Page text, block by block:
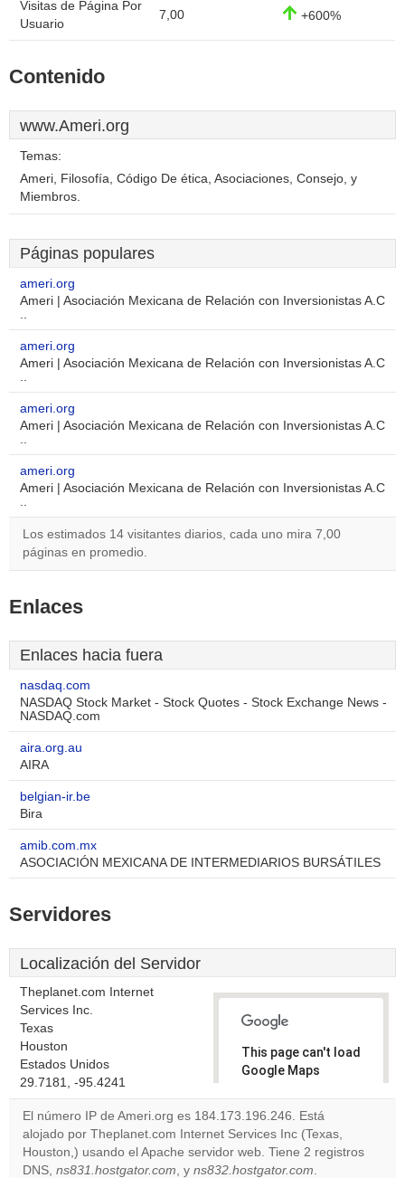
Visitas de Página Por
Usuario
7,00 +600%
Contenido
www.Ameri.org
Temas:
Ameri, Filosofía, Código De ética, Asociaciones, Consejo, y
Miembros.
Páginas populares
ameri.org
Ameri | Asociación Mexicana de Relación con Inversionistas A.C
..
ameri.org
Ameri | Asociación Mexicana de Relación con Inversionistas A.C
..
ameri.org
Ameri | Asociación Mexicana de Relación con Inversionistas A.C
..
ameri.org
Ameri | Asociación Mexicana de Relación con Inversionistas A.C
..
Los estimados 14 visitantes diarios, cada uno mira 7,00
páginas en promedio.
Enlaces
Enlaces hacia fuera
nasdaq.com
NASDAQ Stock Market - Stock Quotes - Stock Exchange News -
NASDAQ.com
aira.org.au
AIRA
belgian-ir.be
Bira
amib.com.mx
ASOCIACIÓN MEXICANA DE INTERMEDIARIOS BURSÁTILES
Servidores
Localización del Servidor
Theplanet.com Internet
Services Inc.
Texas
Houston
Estados Unidos
29.7181, -95.4241
This page can't load
Google Maps
Do you
website?
El número IP de Ameri.org es 184.173.196.246. Está
alojado por Theplanet.com Internet Services Inc (Texas,
Houston,) usando el Apache servidor web. Tiene 2 registros
DNS, ns831.hostgator.com, y ns832.hostgator.com.